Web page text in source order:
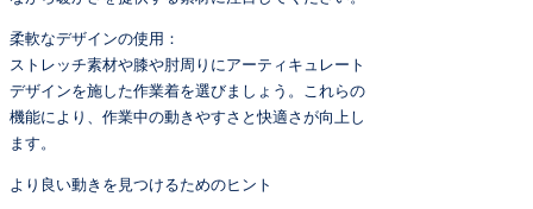
柔軟なデザインの使用：
ストレッチ素材や膝や肘周りにアーティキュレート
デザインを施した作業着を選びましょう。これらの
機能により、作業中の動きやすさと快適さが向上し
ます。
より良い動きを見つけるためのヒント